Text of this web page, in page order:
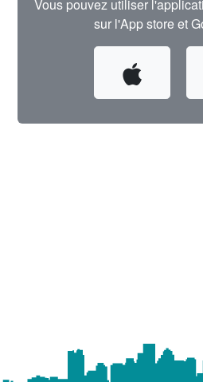
Vous pouvez utiliser
sur l'App store et